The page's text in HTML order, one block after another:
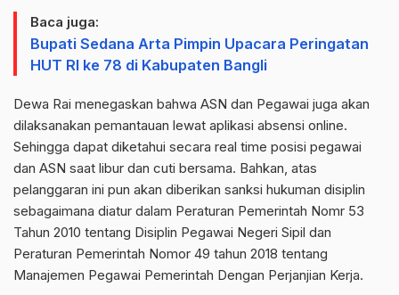
Baca juga:
Bupati Sedana Arta Pimpin Upacara Peringatan
HUT RI ke 78 di Kabupaten Bangli
Dewa Rai menegaskan bahwa ASN dan Pegawai juga akan
dilaksanakan pemantauan lewat aplikasi absensi online.
Sehingga dapat diketahui secara real time posisi pegawai
dan ASN saat libur dan cuti bersama. Bahkan, atas
pelanggaran ini pun akan diberikan sanksi hukuman disiplin
sebagaimana diatur dalam Peraturan Pemerintah Nomr 53
Tahun 2010 tentang Disiplin Pegawai Negeri Sipil dan
Peraturan Pemerintah Nomor 49 tahun 2018 tentang
Manajemen Pegawai Pemerintah Dengan Perjanjian Kerja.